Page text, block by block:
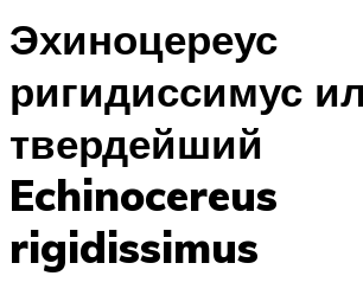
Эхиноцереус
ригидиссимус
твердейший
Echinocereus
rigidissimus